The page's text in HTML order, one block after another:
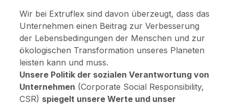
Wir bei Extruflex sind davon überzeugt, dass das
Unternehmen einen Beitrag zur Verbesserung
der Lebensbedingungen der Menschen und zur
ökologischen Transformation unseres Planeten
leisten kann und muss.
Unsere Politik der sozialen Verantwortung von
Unternehmen (Corporate Social Responsibility,
CSR) spiegelt unsere Werte und unser